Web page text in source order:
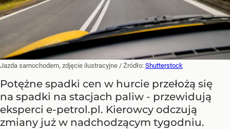
Jazda samochodem, zdjęcie ilustracyjne / Źródło: Shutterstock
Potężne spadki cen w hurcie przełożą się
na spadki na stacjach paliw - przewidują
eksperci e-petrol.pl. Kierowcy odczują
zmiany już w nadchodzącym tygodniu.